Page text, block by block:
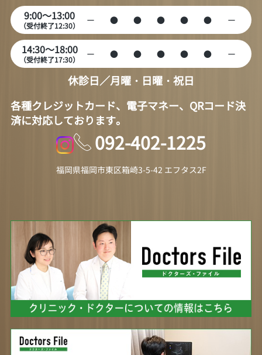
9:00～13:00
（受付終了12:30） ー ● ● ● ● ● ー
14:30～18:00
（受付終了17:30） ー ● ● ● ● ● ー
休診日／月曜・日曜・祝日
各種クレジットカード、電子マネー、QRコード決
済に対応しております。
092-402-1225
福岡県福岡市東区箱崎3-5-42 エフタス2F